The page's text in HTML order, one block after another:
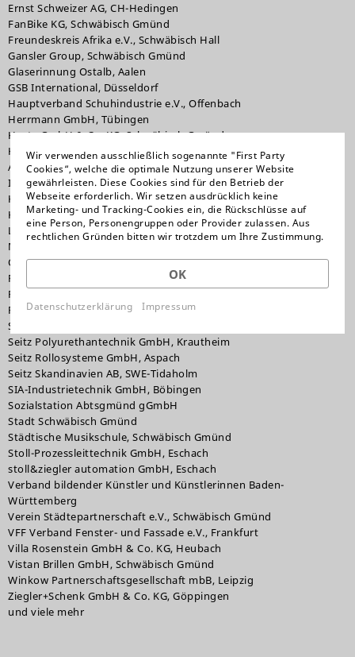
Ernst Schweizer AG, CH-Hedingen
FanBike KG, Schwäbisch Gmünd
Freundeskreis Afrika e.V., Schwäbisch Hall
Gansler Group, Schwäbisch Gmünd
Glaserinnung Ostalb, Aalen
GSB International, Düsseldorf
Hauptverband Schuhindustrie e.V., Offenbach
Herrmann GmbH, Tübingen
Hesta GmbH & Co. KG, Schwäbisch Gmünd
HolzAluForum e.V., Marbach
Albert Horn Söhne GmbH & Co, Hattersheim
Inver Spa, IT-Bologna
KMF Maschinenbau GmbH, Schwäbisch Gmünd
Köhler Verlag, Augsburg
Leuteritz Anlagenbau, Penig (Sachsen)
Museum im Prediger, Schwäbisch Gmünd
Ott Pausersche Fabrik, Schwäbisch Gmünd
Philharmonie Schwäbisch Gmünd e.V.
Philharmonischer Chor Schwäbisch Gmünd e.V.
Pressehütte Mutlangen
Schleich mbH, Schwäbisch Gmünd
Seitz Polyurethantechnik GmbH, Krautheim
Seitz Rollosysteme GmbH, Aspach
Seitz Skandinavien AB, SWE-Tidaholm
SIA-Industrietechnik GmbH, Böbingen
Sozialstation Abtsgmünd gGmbH
Stadt Schwäbisch Gmünd
Städtische Musikschule, Schwäbisch Gmünd
Stoll-Prozessleittechnik GmbH, Eschach
stoll&ziegler automation GmbH, Eschach
Verband bildender Künstler und Künstlerinnen Baden-
Württemberg
Verein Städtepartnerschaft e.V., Schwäbisch Gmünd
VFF Verband Fenster- und Fassade e.V., Frankfurt
Villa Rosenstein GmbH & Co. KG, Heubach
Vistan Brillen GmbH, Schwäbisch Gmünd
Winkow Partnerschaftsgesellschaft mbB, Leipzig
Ziegler+Schenk GmbH & Co. KG, Göppingen
und viele mehr
Wir verwenden ausschließlich sogenannte "First Party
Cookies“, welche die optimale Nutzung unserer Website
gewährleisten. Diese Cookies sind für den Betrieb der
Webseite erforderlich. Wir setzen ausdrücklich keine
Marketing- und Tracking-Cookies ein, die Rückschlüsse auf
eine Person, Personengruppen oder Provider zulassen. Aus
rechtlichen Gründen bitten wir trotzdem um Ihre Zustimmung.
OK
Datenschutzerklärung Impressum